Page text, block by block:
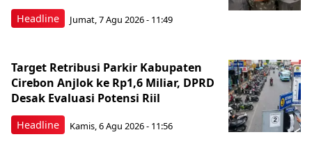
Headline Jumat, 7 Agu 2026 - 11:49
Headline
Target Retribusi Parkir Kabupaten
Cirebon Anjlok ke Rp1,6 Miliar, DPRD
Desak Evaluasi Potensi Riil
Kamis, 6 Agu 2026 - 11:56